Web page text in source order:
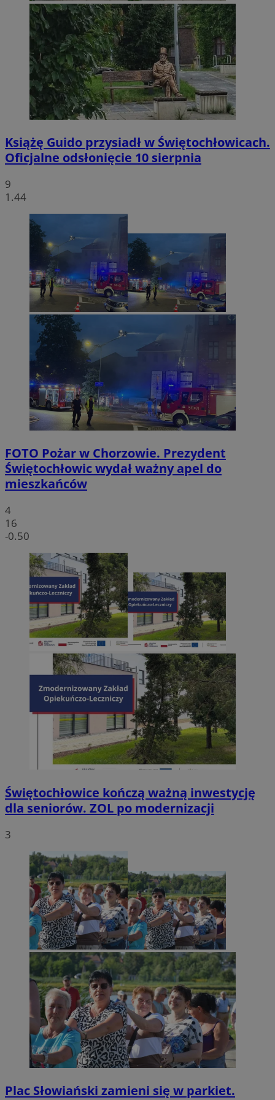
Książę Guido przysiadł w Świętochłowicach.
Oficjalne odsłonięcie 10 sierpnia
9
1.44
FOTO Pożar w Chorzowie. Prezydent
Świętochłowic wydał ważny apel do
mieszkańców
4
16
-0.50
Świętochłowice kończą ważną inwestycję
dla seniorów. ZOL po modernizacji
3
Plac Słowiański zamieni się w parkiet.